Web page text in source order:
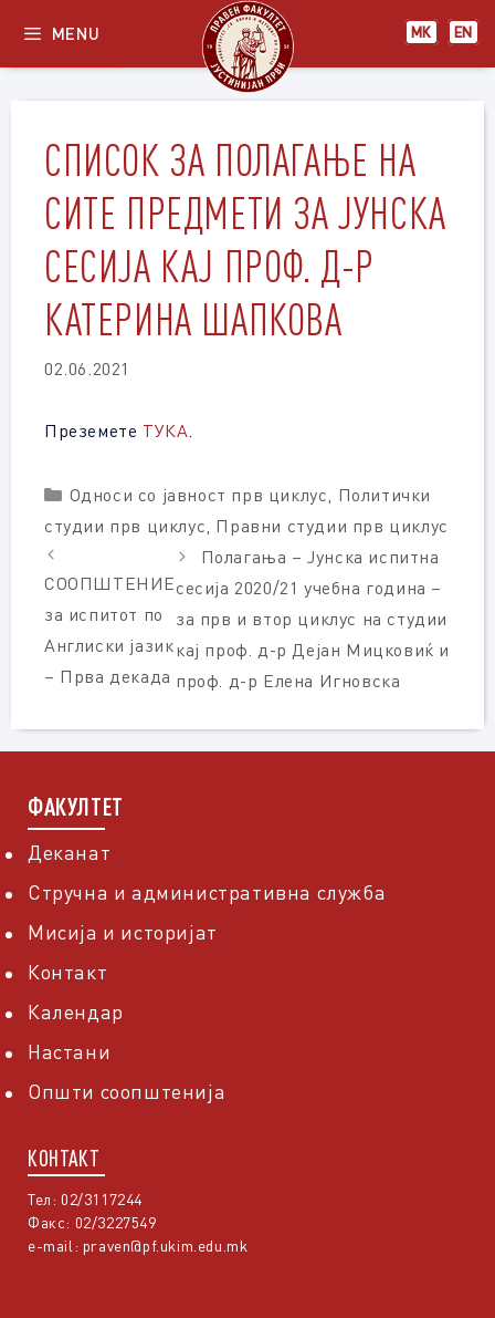
content
МК EN
MENU
СПИСОК ЗА ПОЛАГАЊЕ НА
СИТЕ ПРЕДМЕТИ ЗА ЈУНСКА
СЕСИЈА КАЈ ПРОФ. Д-Р
КАТЕРИНА ШАПКОВА
02.06.2021
Преземете ТУКА.
Categories
Односи со јавност прв циклус, Политички
студии прв циклус, Правни студии прв циклус
СООПШТЕНИЕ
за испитот по
Англиски јазик
– Прва декада
Полагања – Јунска испитна
сесија 2020/21 учебна година –
за прв и втор циклус на студии
кај проф. д-р Дејан Мицковиќ и
проф. д-р Елена Игновска
ФАКУЛТЕТ
Деканат
Стручна и административна служба
Мисија и историјат
Контакт
Календар
Настани
Општи соопштенија
КОНТАКТ
Тел: 02/3117244
Факс: 02/3227549
e-mail: praven@pf.ukim.edu.mk